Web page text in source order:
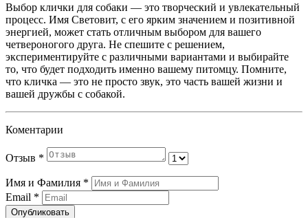
Выбор клички для собаки — это творческий и увлекательный
процесс. Имя Световит, с его ярким значением и позитивной
энергией, может стать отличным выбором для вашего
четвероногого друга. Не спешите с решением,
экспериментируйте с различными вариантами и выбирайте
то, что будет подходить именно вашему питомцу. Помните,
что кличка — это не просто звук, это часть вашей жизни и
вашей дружбы с собакой.
Коментарии
Отзыв *
Имя и Фамилия *
Email *
Опубликовать